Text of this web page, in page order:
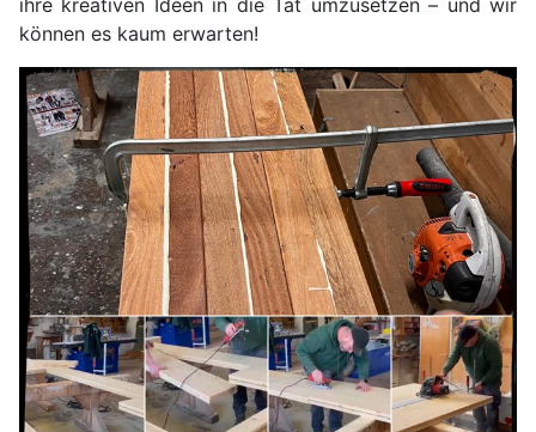
ihre kreativen Ideen in die Tat umzusetzen – und wir
können es kaum erwarten!